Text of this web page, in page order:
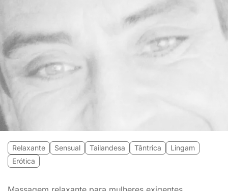
Relaxante Sensual Tailandesa Tântrica
Lingam
Erótica